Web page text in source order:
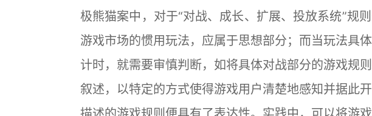
极熊猫案中，对于“对战、成长、扩展、投放系统”规
游戏市场的惯用玩法，应属于思想部分；而当玩法具
计时，就需要审慎判断，如将具体对战部分的游戏规
叙述，以特定的方式使得游戏用户清楚地感知并据此